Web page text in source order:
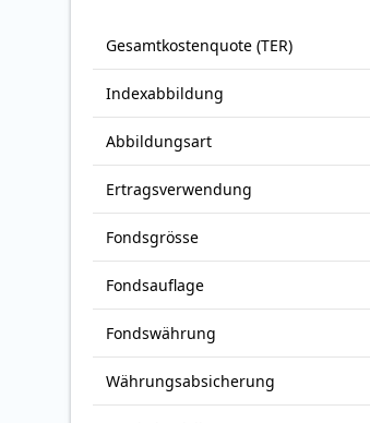
Gesamt­kosten­quote (TER)
Index­abbildung
Abbildungs­art
Ertrags­verwendung
Fonds­grösse
Fonds­auflage
Fonds­währung
Währungsabsicherung